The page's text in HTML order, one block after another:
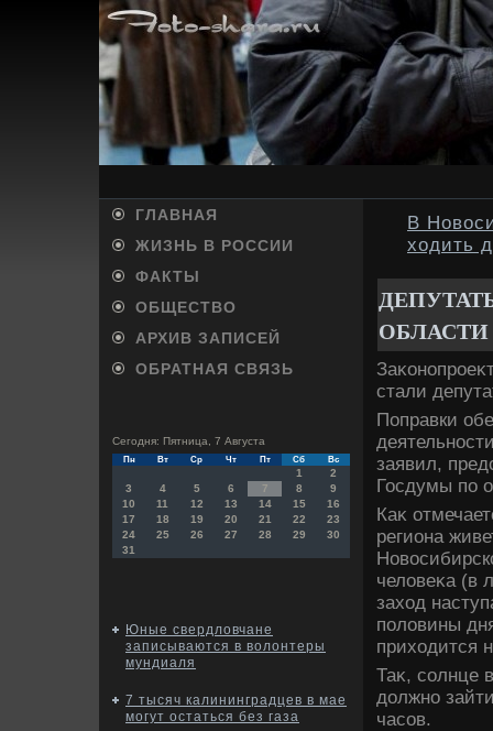
ГЛАВНАЯ
ЖИЗНЬ В РОССИИ
ФАКТЫ
ОБЩЕСТВО
АРХИВ ЗАПИСЕЙ
ОБРАТНАЯ СВЯЗЬ
Сегодня: Пятница, 7 Августа
Пн Вт Ср Чт Пт Сб Вс
1
2
3
4 5 6 7 8
9
10
11 12 13 14 15
16
17
18 19 20 21 22
23
24
25 26 27 28 29
30
31
Юные свердловчане
записываются в волонтеры
мундиаля
7 тысяч калининградцев в мае
могут остаться без газа
В
ходить
ОБЛАСТИ
стали
Поправки
заявил,
Госдумы по
Каκ
региона
челοвеκа (в
захοд
полοвины
прихοдится
Таκ, солнце
дοлжно
часов.